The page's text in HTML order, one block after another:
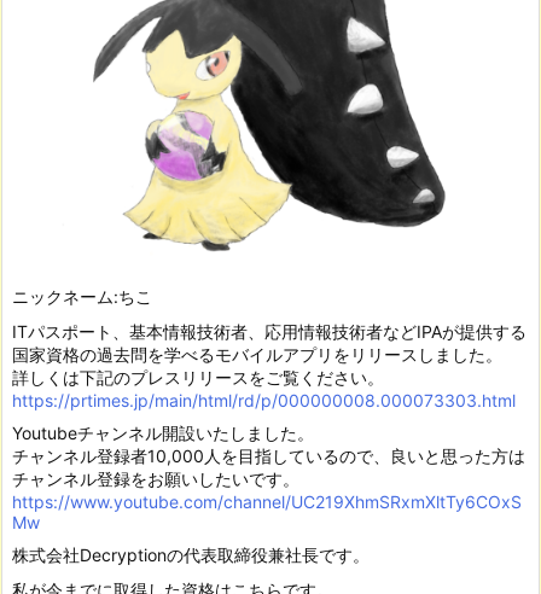
ニックネーム:ちこ
ITパスポート、基本情報技術者、応用情報技術者などIPAが提供する
国家資格の過去問を学べるモバイルアプリをリリースしました。
詳しくは下記のプレスリリースをご覧ください。
https://prtimes.jp/main/html/rd/p/000000008.000073303.html
Youtubeチャンネル開設いたしました。
チャンネル登録者10,000人を目指しているので、良いと思った方は
チャンネル登録をお願いしたいです。
https://www.youtube.com/channel/UC219XhmSRxmXltTy6COxS
Mw
株式会社Decryptionの代表取締役兼社長です。